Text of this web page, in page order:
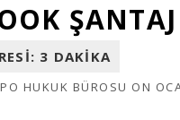
ŞANTAJ
HUKUK BÜROSU ON